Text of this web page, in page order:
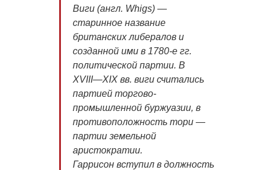
Виги (англ. Whigs) —
старинное название
британских либералов и
созданной ими в 1780-е гг.
политической партии. В
XVIII—XIX вв. виги считались
партией торгово-
промышленной буржуазии, в
противоположность тори —
партии земельной
аристократии.
Гаррисон вступил в должность